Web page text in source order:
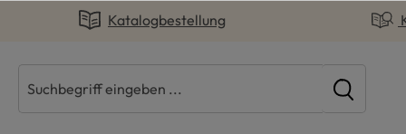
Zur Hauptnavigation springen
Katalogbestellung